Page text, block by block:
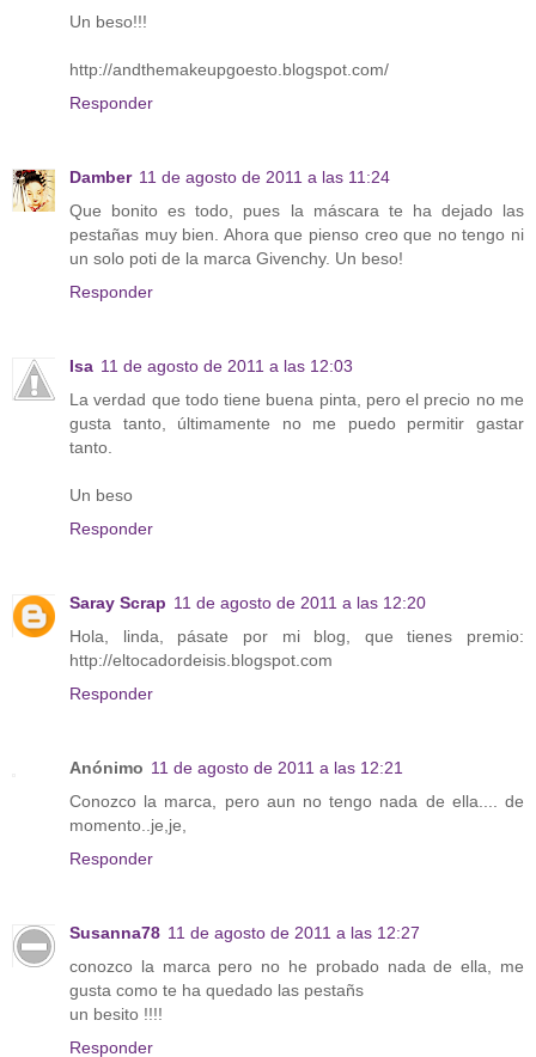
Un beso!!!
http://andthemakeupgoesto.blogspot.com/
Responder
Damber 11 de agosto de 2011 a las 11:24
Que bonito es todo, pues la máscara te ha dejado las
pestañas muy bien. Ahora que pienso creo que no tengo ni
un solo poti de la marca Givenchy. Un beso!
Responder
Isa 11 de agosto de 2011 a las 12:03
La verdad que todo tiene buena pinta, pero el precio no me
gusta tanto, últimamente no me puedo permitir gastar
tanto.
Un beso
Responder
Saray Scrap 11 de agosto de 2011 a las 12:20
Hola, linda, pásate por mi blog, que tienes premio:
http://eltocadordeisis.blogspot.com
Responder
Anónimo 11 de agosto de 2011 a las 12:21
Conozco la marca, pero aun no tengo nada de ella.... de
momento..je,je,
Responder
Susanna78 11 de agosto de 2011 a las 12:27
conozco la marca pero no he probado nada de ella, me
gusta como te ha quedado las pestañs
un besito !!!!
Responder